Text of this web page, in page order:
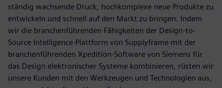
ständig wachsende Druck, hochkomplexe neue Produkte zu
entwickeln und schnell auf den Markt zu bringen. Indem
wir die branchenführenden Fähigkeiten der Design-to-
Source Intelligence-Plattform von Supplyframe mit der
branchenführenden Xpedition-Software von Siemens für
das Design elektronischer Systeme kombinieren, rüsten wir
unsere Kunden mit den Werkzeugen und Technologien aus,